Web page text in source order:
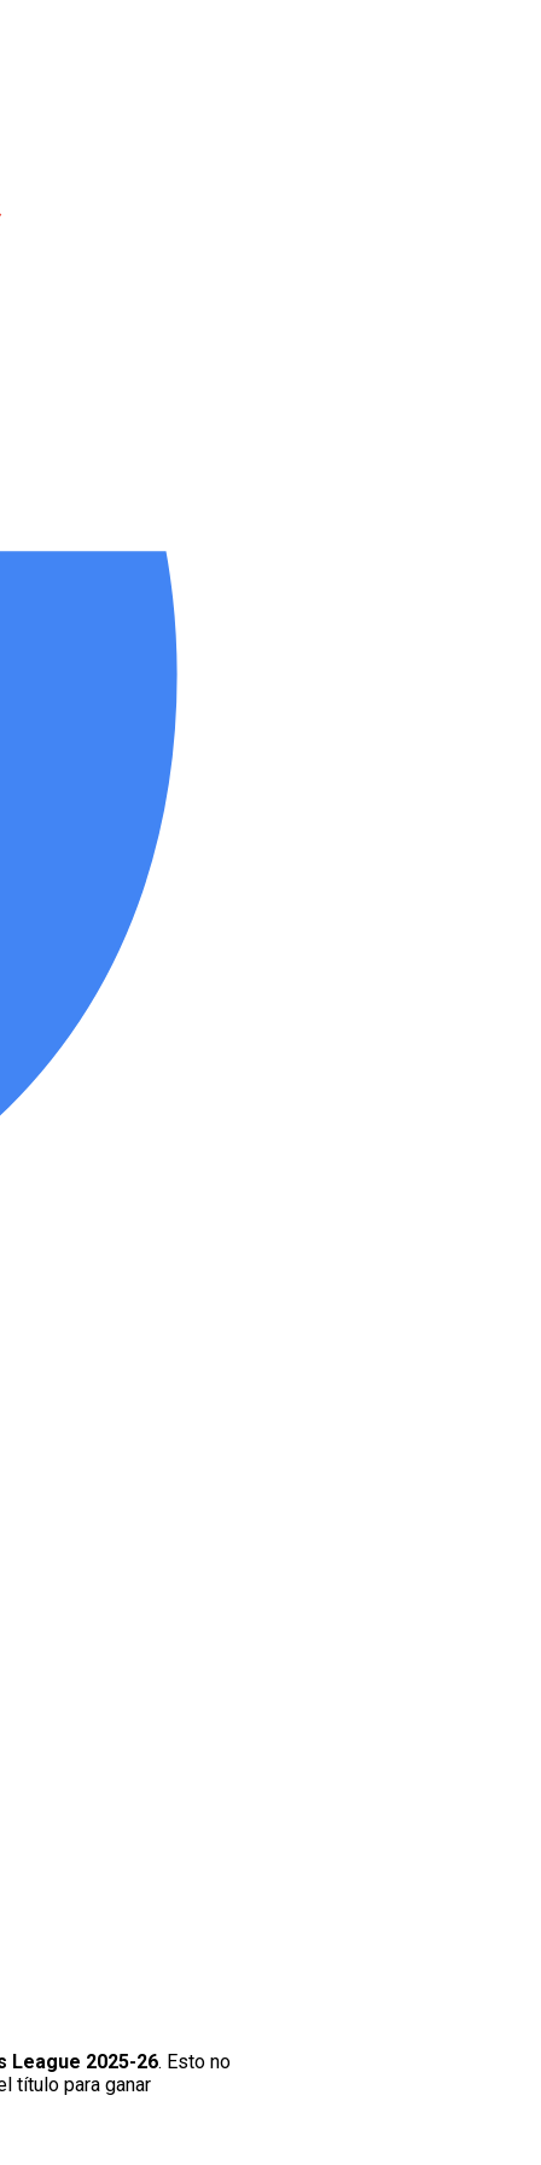
League 2025-26. Esto no
título para ganar